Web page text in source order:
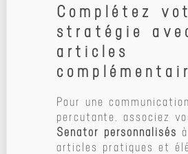
Complétez
stratégie
articles
Pour une
percutante, associez
Senator personnalisés
articles pratiques et